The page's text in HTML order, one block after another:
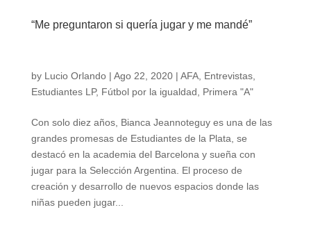
“Me preguntaron si quería jugar y me mandé”
by Lucio Orlando| Ago 22, 2020| AFA, Entrevistas,
Estudiantes LP, Fútbol por la igualdad Primera "A"
Con solo diez años, Bianca Jeannoteguy es una de las
grandes promesas de Estudiantes de la Plata, se
destacó en la academia del Barcelona y sueña con
jugar para la Selección Argentina. El proceso de
creación y desarrollo de nuevos espacios donde las
niñas pueden jugar...